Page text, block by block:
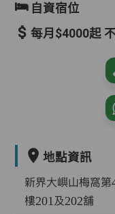
自資宿位
每月$4000起
地點資訊
新界大嶼山梅窩第
樓201及202舖